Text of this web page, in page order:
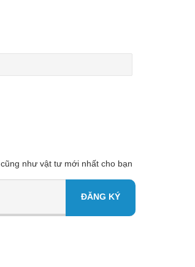
như vật tư mới nhất cho bạn